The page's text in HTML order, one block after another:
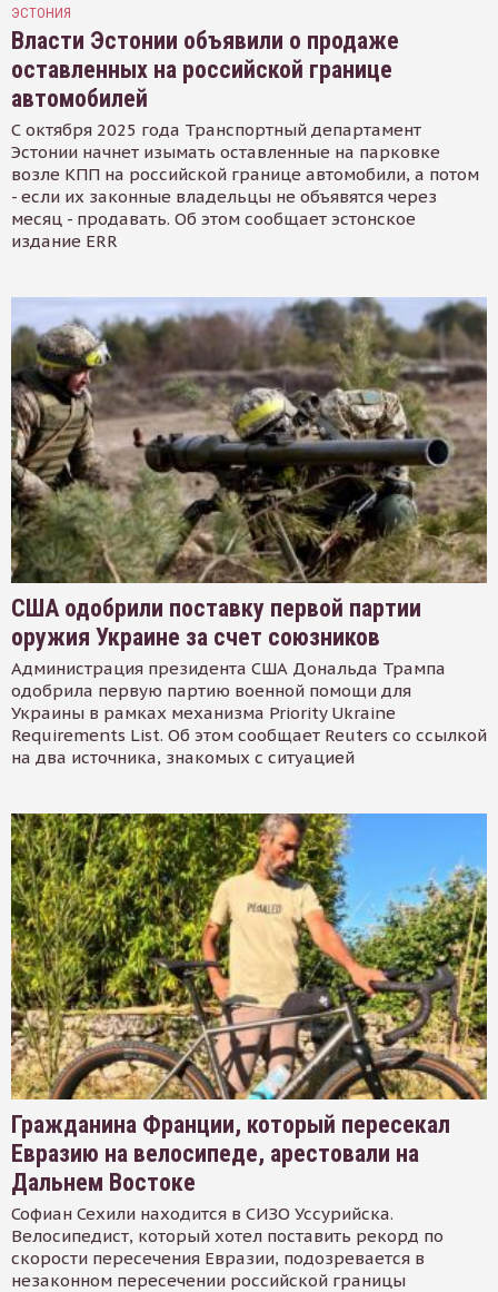
ЭСТОНИЯ
Власти Эстонии объявили о продаже
оставленных на российской границе
автомобилей
С октября 2025 года Транспортный департамент
Эстонии начнет изымать оставленные на парковке
возле КПП на российской границе автомобили, а потом
- если их законные владельцы не объявятся через
месяц - продавать. Об этом сообщает эстонское
издание ERR
США одобрили поставку первой партии
оружия Украине за счет союзников
Администрация президента США Дональда Трампа
одобрила первую партию военной помощи для
Украины в рамках механизма Priority Ukraine
Requirements List. Об этом сообщает Reuters со ссылкой
на два источника, знакомых с ситуацией
Гражданина Франции, который пересекал
Евразию на велосипеде, арестовали на
Дальнем Востоке
Софиан Сехили находится в СИЗО Уссурийска.
Велосипедист, который хотел поставить рекорд по
скорости пересечения Евразии, подозревается в
незаконном пересечении российской границы